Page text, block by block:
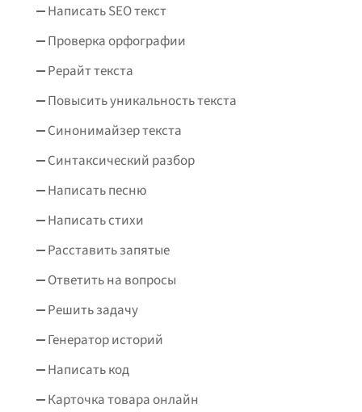
Написать SEO текст
Проверка орфографии
Рерайт текста
Повысить уникальность текста
Синонимайзер текста
Синтаксический разбор
Написать песню
Написать стихи
Расставить запятые
Ответить на вопросы
Решить задачу
Генератор историй
Написать код
Карточка товара онлайн